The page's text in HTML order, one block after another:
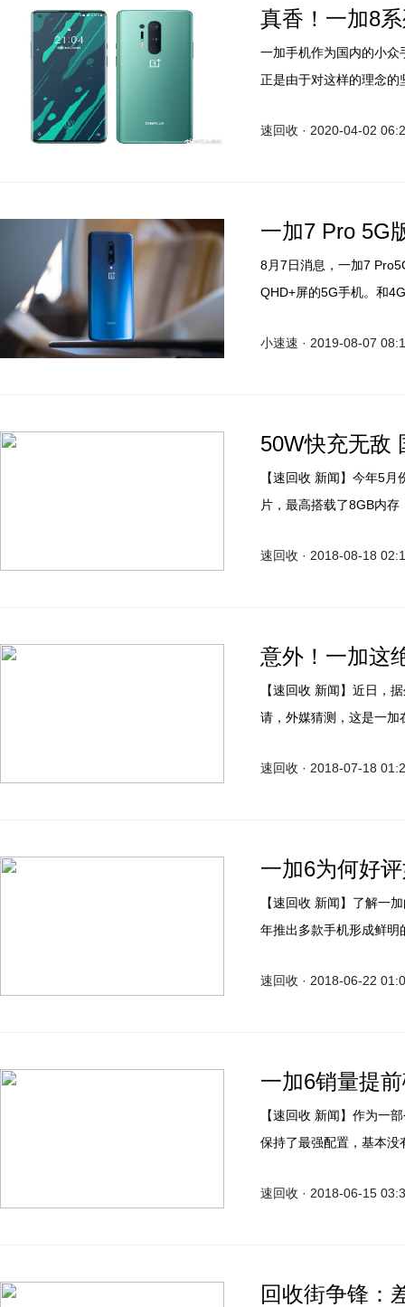
真香！一加8
一加手机作为国内的小
正是由于对这样的理念
线上发布一加8系列。
速回收 · 2020-04-02
一加7 Pro 5G
8月7日消息，一加7
QHD+屏的5G手机。和
小速速 · 2019-08-07
50W快充无敌
【速回收 新闻】今年5月份，一加6正式在国内发布，佩戴了高通最新的骁龙845芯
片，最高搭载了8GB内存
速回收 · 2018-08-18
意外！一加这
【速回收 新闻】近日，据外媒报道，一加正在欧盟提交“Warp Charge”的商标申
请，外媒猜测，这是一
速回收 · 2018-07-18
一加6为何好
【速回收 新闻】了解一加的朋友都会知道，一加每年都只推出旗舰产品，和友商一
年推出多款手机形成鲜明
着“不将就”的态度，从每
速回收 · 2018-06-22
一加6销量提
【速回收 新闻】作为一部今年4月份发布的骁龙845手机，一加6是成功的，依旧是
保持了最强配置，基本
速回收 · 2018-06-15
回收街争锋：